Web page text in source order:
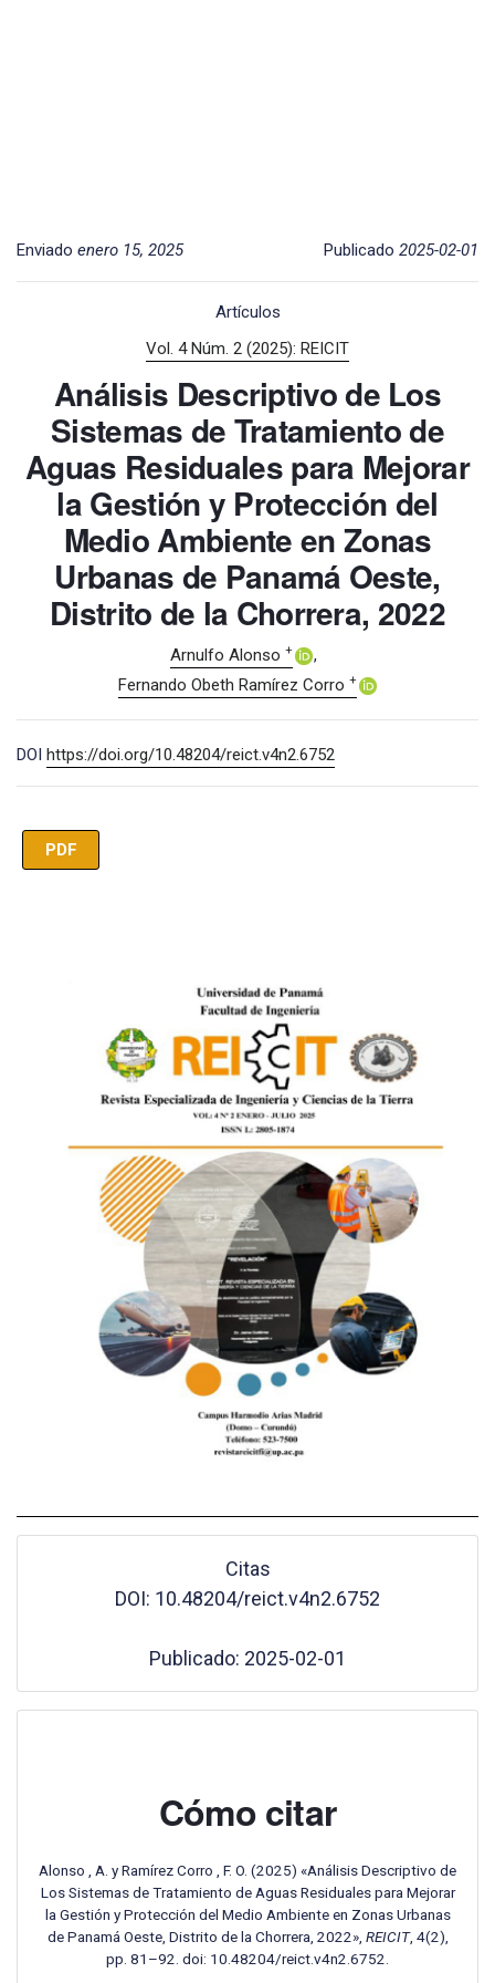
Enviado enero 15, 2025 Publicado 2025-02-01
Artículos
Vol. 4 Núm. 2 (2025): REICIT
Análisis Descriptivo de Los
Sistemas de Tratamiento de
Aguas Residuales para Mejorar
la Gestión y Protección del
Medio Ambiente en Zonas
Urbanas de Panamá Oeste,
Distrito de la Chorrera, 2022
Arnulfo Alonso +
Fernando Obeth Ramírez Corro +
DOI https://doi.org/10.48204/reict.v4n2.6752
PDF
Citas
DOI: 10.48204/reict.v4n2.6752
Publicado: 2025-02-01
Cómo citar
Alonso , A. y Ramírez Corro , F. O. (2025) «Análisis Descriptivo de
Los Sistemas de Tratamiento de Aguas Residuales para Mejorar
la Gestión y Protección del Medio Ambiente en Zonas Urbanas
de Panamá Oeste, Distrito de la Chorrera, 2022», REICIT, 4(2),
pp. 81–92. doi: 10.48204/reict.v4n2.6752.